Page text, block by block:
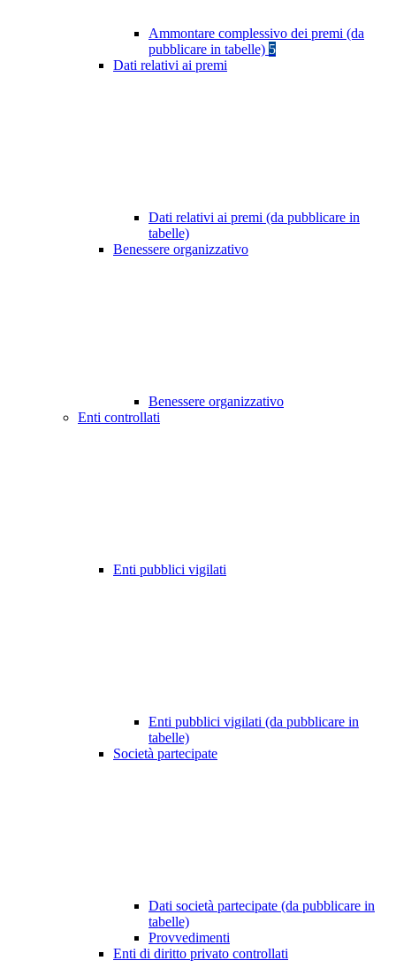
Ammontare complessivo dei premi (da
pubblicare in tabelle) 5
Dati relativi ai premi
Dati relativi ai premi (da pubblicare in
tabelle)
Benessere organizzativo
Benessere organizzativo
Enti controllati
Enti pubblici vigilati
Enti pubblici vigilati (da pubblicare in
tabelle)
Società partecipate
Dati società partecipate (da pubblicare in
tabelle)
Provvedimenti
Enti di diritto privato controllati